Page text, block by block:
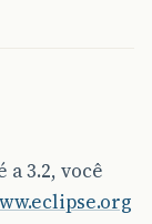
a 3.2, você